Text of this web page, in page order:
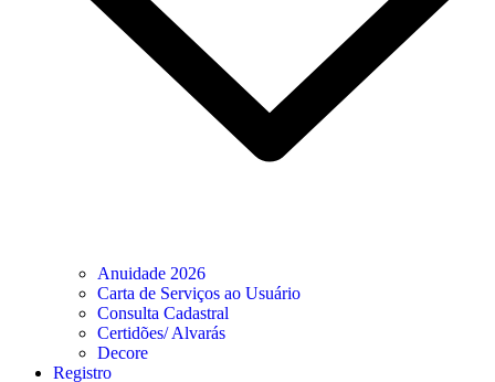
Anuidade 2026
Carta de Serviços ao Usuário
Consulta Cadastral
Certidões/ Alvarás
Decore
Registro